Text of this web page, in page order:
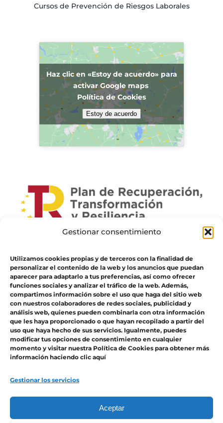
Gestionar consentimiento
Utilizamos cookies propias y de terceros con la finalidad de
personalizar el contenido de la web y los anuncios que puedan
aparecer para adaptarlo a tus preferencias, así como ofrecer
funciones sociales y analizar el tráfico de la web. Además,
compartimos información sobre el uso que haga del sitio web
con nuestros colaboradores de redes sociales, publicidad y
análisis web, quienes pueden combinarla con otra información
que les haya proporcionado o que hayan recopilado a partir del
uso que haya hecho de sus servicios. Igualmente, puedes
modificar tus opciones de consentimiento en cualquier
momento y visitar nuestra Política de Cookies para obtener más
información haciendo clic aquí
Gestionar los servicios
Aceptar
Cursos de Prevención de Riesgos Laborales
Haz clic en «Estoy de acuerdo» para
activar Google maps
Política de Cookies
Estoy de acuerdo
Financiado por la Unión Europea – NextGenerationEU.Sin embargo, los puntos de vista y
las opiniones expresadasson únicamente los del autor o autores y no reflejan
© Copyright 2026 | Joaquín Santiago | All Rights